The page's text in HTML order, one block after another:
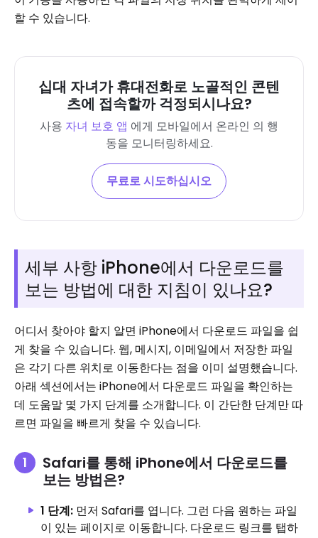
할 수 있습니다.
십대 자녀가 휴대전화로 노골적인 콘텐
츠에 접속할까 걱정되시나요?
사용 자녀 보호 앱 에게 모바일에서 온라인 의 행
동을 모니터링하세요.
무료로 시도하십시오
세부 사항 iPhone에서 다운로드를
보는 방법에 대한 지침이 있나요?
어디서 찾아야 할지 알면 iPhone에서 다운로드 파일을 쉽
게 찾을 수 있습니다. 웹, 메시지, 이메일에서 저장한 파일
은 각기 다른 위치로 이동한다는 점을 이미 설명했습니다.
아래 섹션에서는 iPhone에서 다운로드 파일을 확인하는
데 도움말 몇 가지 단계를 소개합니다. 이 간단한 단계만 따
르면 파일을 빠르게 찾을 수 있습니다.
Safari를 통해 iPhone에서 다운로드를
보는 방법은?
1 단계: 먼저 Safari를 엽니다. 그런 다음 원하는 파일
이 있는 페이지로 이동합니다. 다운로드 링크를 탭하